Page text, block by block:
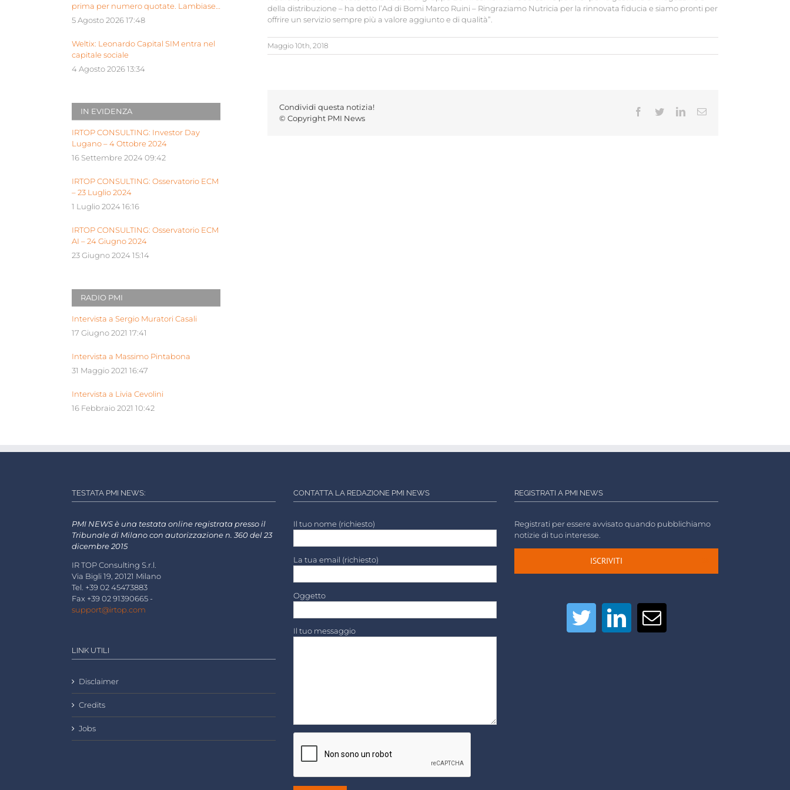
della distribuzione – ha detto l’Ad di Bomi Marco Ruini – Ringraziamo Nutricia per la rinnovata fiducia e siamo pronti per
offrire un servizio sempre più a valore aggiunto e di qualità”.
Maggio 10th, 2018
Condividi questa notizia!
© Copyright PMI News
Facebook
TwitterLinkedInEmail
prima per numero quotate. Lambiase:
“Milano piattaforma europea Siu”
5 Agosto 2026 17:48
Weltix: Leonardo Capital SIM entra nel
capitale sociale
4 Agosto 2026 13:34
IN EVIDENZA
IRTOP CONSULTING: Investor Day
Lugano – 4 Ottobre 2024
16 Settembre 2024 09:42
IRTOP CONSULTING: Osservatorio ECM
– 23 Luglio 2024
1 Luglio 2024 16:16
IRTOP CONSULTING: Osservatorio ECM
AI – 24 Giugno 2024
23 Giugno 2024 15:14
RADIO PMI
Intervista a Sergio Muratori Casali
17 Giugno 2021 17:41
Intervista a Massimo Pintabona
31 Maggio 2021 16:47
Intervista a Livia Cevolini
16 Febbraio 2021 10:42
TESTATA PMI NEWS:
PMI NEWS è una testata online registrata presso il
Tribunale di Milano con autorizzazione n. 360 del 23
dicembre 2015
IR TOP Consulting S.r.l.
Via Bigli 19, 20121 Milano
Tel. +39 02 45473883
Fax +39 02 91390665 -
support@irtop.com
LINK UTILI
Disclaimer
Credits
Jobs
CONTATTA LA REDAZIONE PMI NEWS
Il tuo nome (richiesto)
La tua email (richiesto)
Oggetto
Il tuo messaggio
REGISTRATI A PMI NEWS
Registrati per essere avvisato quando pubblichiamo
notizie di tuo interesse.
ISCRIVITI